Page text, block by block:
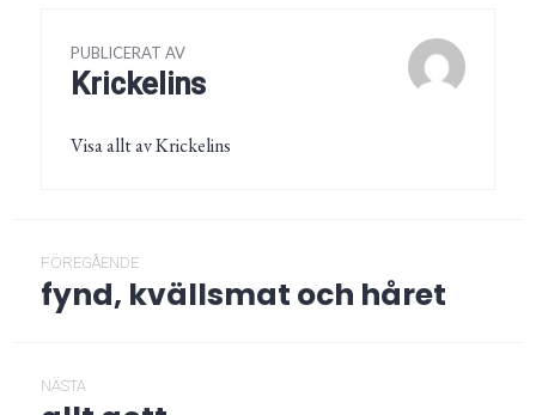
PUBLICERAT AV
Krickelins
Visa allt av Krickelins
FÖREGÅENDE
Föregående
post:
fynd, kvällsmat och håret
NÄSTA